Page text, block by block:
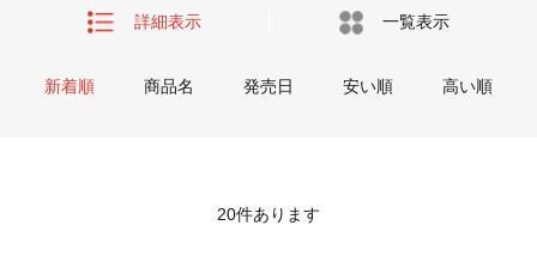
詳細表示 一覧表示
新着順 商品名 発売日 安い順 高い順
20件あります